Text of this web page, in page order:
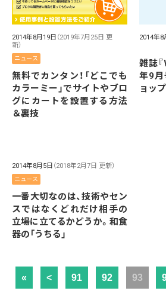
2014年8月19日 （2019年7月25日 更
新）
ニュース
無料でカンタン！「どこでも
カラーミー」でサイトやブロ
グにカートを設置する方法
＆裏技
2014年8
雑誌
年9月
ョッ
2014年8月5日 （2018年2月7日 更新）
ニュース
一番大切なのは、技術やセン
スではなくどれだけ相手の
立場に立てるかどうか。和食
器の「うちる」
« < 91 92 93